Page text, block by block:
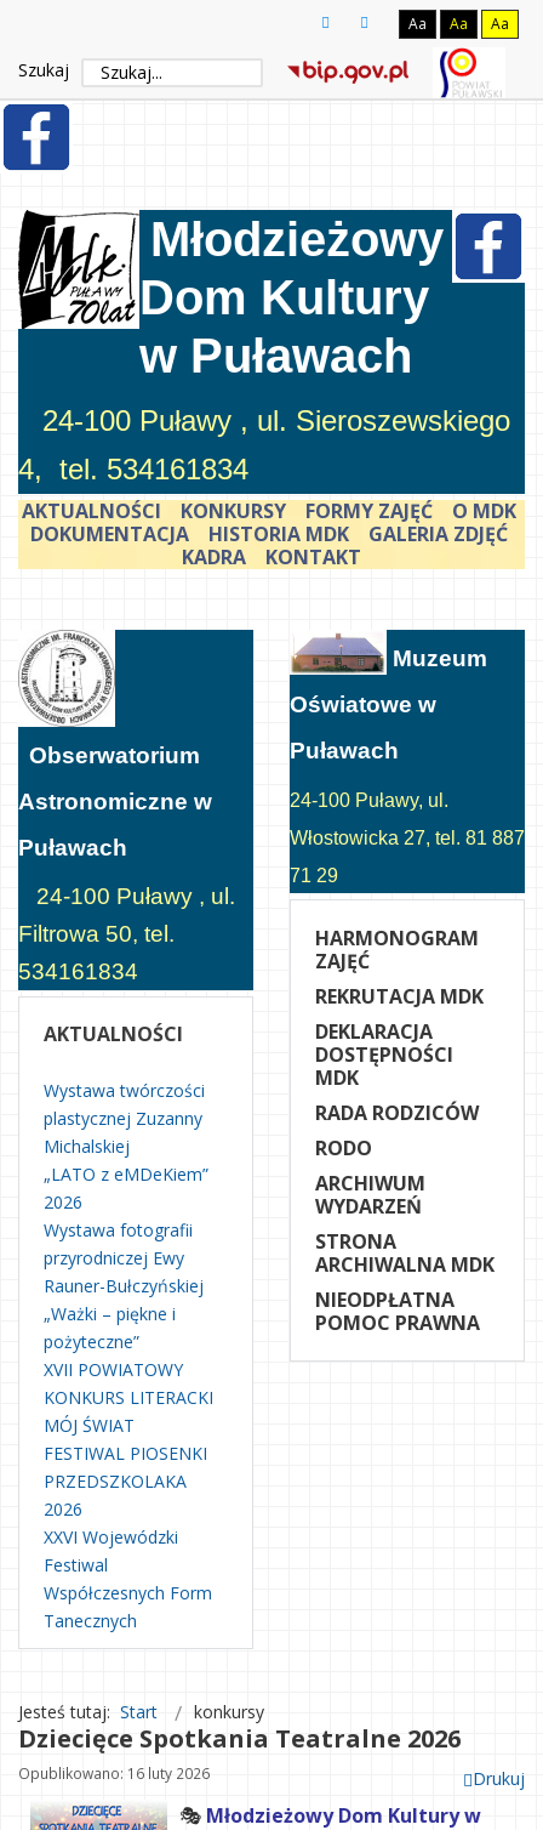
Aa Aa Aa
Szukaj
Młodzieżowy
Dom Kultury
w Puławach
24-100 Puławy , ul. Sieroszewskiego
4, tel. 534161834
AKTUALNOŚCI KONKURSY FORMY ZAJĘĆ
O MDK
DOKUMENTACJA
HISTORIA MDK
GALERIA ZDJĘĆ
KADRA
KONTAKT
Obserwatorium
Astronomiczne w
Puławach
24-100 Puławy , ul.
Filtrowa 50, tel.
534161834
AKTUALNOŚCI
Wystawa twórczości
plastycznej Zuzanny
Michalskiej
„LATO z eMDeKiem”
2026
Wystawa fotografii
przyrodniczej Ewy
Rauner-Bułczyńskiej
„Ważki – piękne i
pożyteczne”
XVII POWIATOWY
KONKURS LITERACKI
MÓJ ŚWIAT
FESTIWAL PIOSENKI
PRZEDSZKOLAKA
2026
XXVI Wojewódzki
Festiwal
Współczesnych Form
Tanecznych
Muzeum
Oświatowe w
Puławach
24-100 Puławy, ul.
Włostowicka 27, tel. 81 887
71 29
HARMONOGRAM
ZAJĘĆ
REKRUTACJA MDK
DEKLARACJA
DOSTĘPNOŚCI
MDK
RADA RODZICÓW
RODO
ARCHIWUM
WYDARZEŃ
STRONA
ARCHIWALNA MDK
NIEODPŁATNA
POMOC PRAWNA
Jesteś tutaj: Start konkursy
Dziecięce Spotkania Teatralne 2026
Drukuj
Opublikowano: 16 luty 2026
🎭 Młodzieżowy Dom Kultury w